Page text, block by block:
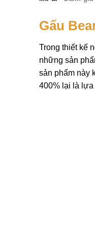
Gấu
Trong thiết kế
những sản
sản phẩm này
400% lại là